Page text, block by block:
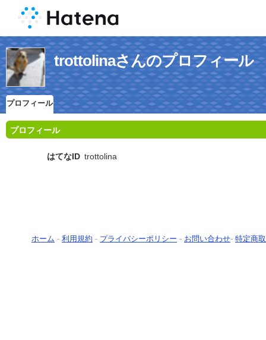
trottolinaさんのプロフィール
プロフィール
プロフィール
はてなID trottolina
ホーム - 利用規約 - プライバシーポリシー - お問い合わせ- 特定商